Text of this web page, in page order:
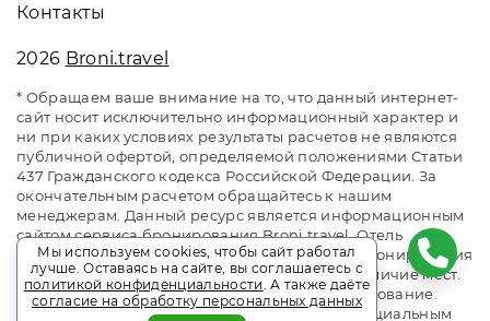
Контакты
2026 Broni.travel
* Обращаем ваше внимание на то, что данный интернет-
сайт носит исключительно информационный характер и
ни при каких условиях результаты расчетов не являются
публичной офертой, определяемой положениями Статьи
437 Гражданского кодекса Российской Федерации. За
окончательным расчетом обращайтесь к нашим
менеджерам. Данный ресурс является информационным
сайтом сервиса бронирования Broni.travel. Отель
«Солнечный Park Hotel & SPA». Сайт онлайн бронирования
номеров. Актуальные цены, прайс-листы и наличие мест.
Акции и спецпредложения. Выгодное бронирование.
Индивидуальный менеджер. Не является официальным
Мы используем cookies, чтобы сайт работал
лучше. Оставаясь на сайте, вы соглашаетесь с
политикой конфиденциальности. А также даёте
согласие на обработку персональных данных